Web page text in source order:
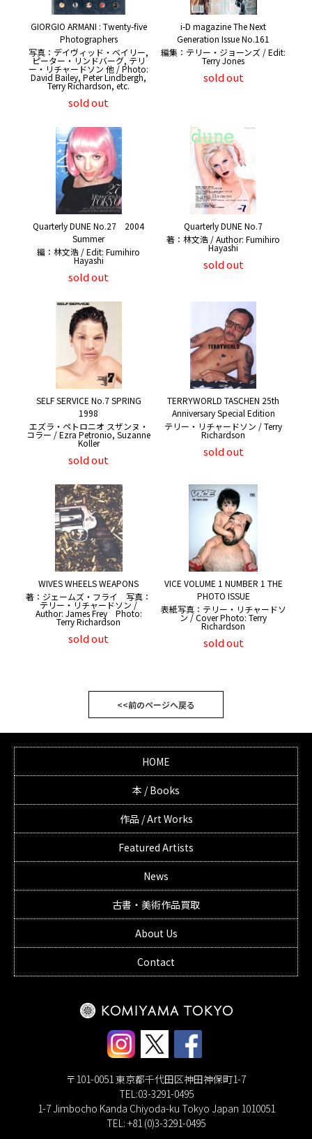
GIORGIO ARMANI : Twenty-five
Photographers
写真：デイヴィッド・ベイリー,
ピーター・リンドバーグ, テリ
ー・リチャードソン 他 / Photo:
David Bailey, Peter Lindbergh,
Terry Richardson, etc.
sold out
i-D magazine The Next
Generation Issue No.161
編集：テリー・ジョーンズ / Edit:
Terry Jones
sold out
Quarterly DUNE No.27 2004
Summer
編：林文浩 / Edit: Fumihiro
Hayashi
sold out
Quarterly DUNE No.7
著：林文浩 / Author: Fumihiro
Hayashi
sold out
SELF SERVICE No.7 SPRING
1998
エズラ・ペトロニオ スザンヌ・
コラー / Ezra Petronio, Suzanne
Koller
sold out
TERRYWORLD TASCHEN 25th
Anniversary Special Edition
テリー・リチャードソン / Terry
Richardson
sold out
WIVES WHEELS WEAPONS
著：ジェームズ・フライ 写真：
テリー・リチャードソン /
Author: James Frey Photo:
Terry Richardson
sold out
VICE VOLUME 1 NUMBER 1 THE
PHOTO ISSUE
表紙写真：テリー・リチャードソ
ン / Cover Photo: Terry
Richardson
sold out
<<前のページへ戻る
HOME
本 / Books
作品 / Art Works
Featured Artists
News
古書・美術作品買取
About Us
Contact
〒101-0051 東京都千代田区神田神保町1-7
TEL:03-3291-0495
1-7 Jimbocho Kanda Chiyoda-ku Tokyo Japan 1010051
TEL: +81 (0)3-3291-0495